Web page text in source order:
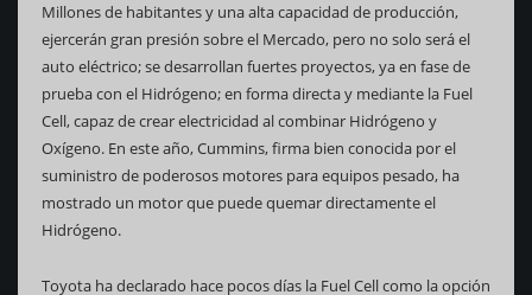
Millones de habitantes y una alta capacidad de producción,
ejercerán gran presión sobre el Mercado, pero no solo será el
auto eléctrico; se desarrollan fuertes proyectos, ya en fase de
prueba con el Hidrógeno; en forma directa y mediante la Fuel
Cell, capaz de crear electricidad al combinar Hidrógeno y
Oxígeno. En este año, Cummins, firma bien conocida por el
suministro de poderosos motores para equipos pesado, ha
mostrado un motor que puede quemar directamente el
Hidrógeno.
Toyota ha declarado hace pocos días la Fuel Cell como la opción